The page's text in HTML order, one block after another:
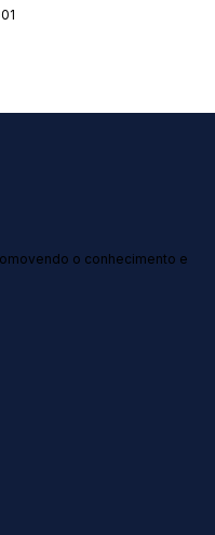
o conhecimento e